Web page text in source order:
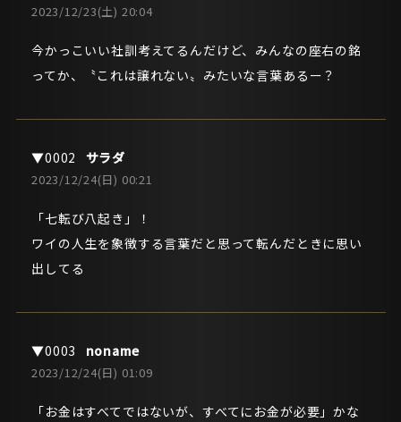
2023/12/23(土) 20:04
今かっこいい社訓考えてるんだけど、みんなの座右の銘
ってか、〝これは譲れない〟みたいな言葉あるー？
サラダ
2023/12/24(日) 00:21
「七転び八起き」！
ワイの人生を象徴する言葉だと思って転んだときに思い
出してる
noname
2023/12/24(日) 01:09
「お金はすべてではないが、すべてにお金が必要」かな